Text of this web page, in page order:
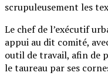
scrupuleusement les
Le chef de l’exécutif
appui au dit comité,
outil de travail, afin de
le taureau par ses